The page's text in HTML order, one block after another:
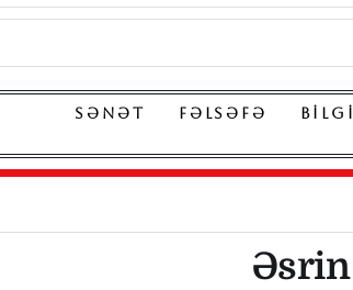
SƏNƏT FƏLSƏFƏ BILGI
Əsrin